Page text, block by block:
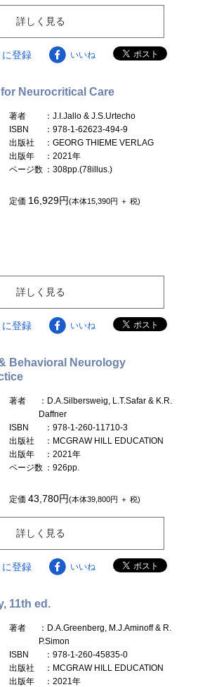
詳しく見る
登録 いいね
Neurocritical Care
著者
：J.I.Jallo & J.S.Urtecho
ISBN
：978-1-62623-494-9
出版社
：GEORG THIEME VERLAG
出版年
：2021年
ページ数 ：308pp.(78illus.)
定価 16,929円(本体15,390円 ＋ 税)
詳しく見る
登録 いいね
Behavioral Neurology
著者
：D.A.Silbersweig, L.T.Safar & K.R.
Daffner
ISBN
：978-1-260-11710-3
出版社
：MCGRAW HILL EDUCATION
出版年
：2021年
ページ数 ：926pp.
定価43,780円(本体39,800円 ＋ 税)
詳しく見る
登録 いいね
11th ed.
著者
：D.A.Greenberg, M.J.Aminoff & R.
P.Simon
ISBN
：978-1-260-45835-0
出版社
：MCGRAW HILL EDUCATION
出版年
：2021年